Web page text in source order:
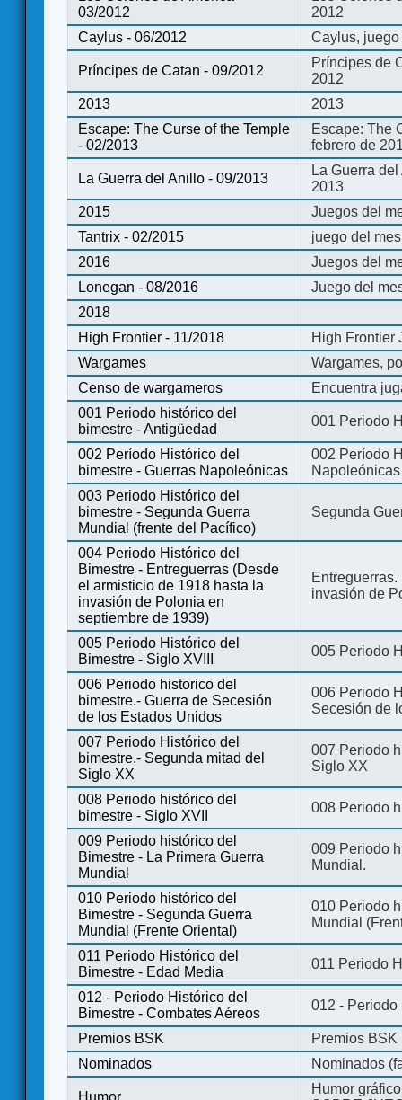
03/2012
2012
Caylus - 06/2012
Caylus,
Príncipes de Catan - 09/2012
Príncipes de
2012
2013
2013
Escape: The Curse of the Temple
- 02/2013
Escape: The
febrero de
La Guerra del Anillo - 09/2013
La Guerra
2013
2015
Juegos del
Tantrix - 02/2015
juego del
2016
Juegos del
Lonegan - 08/2016
Juego del
2018
High Frontier - 11/2018
High Frontier
Wargames
Wargames,
Censo de wargameros
Encuentra
001 Periodo histórico del
bimestre - Antigüedad
001 Periodo
002 Período Histórico del
bimestre - Guerras Napoleónicas
002 Período
Napoleónicas
003 Periodo Histórico del
bimestre - Segunda Guerra
Mundial (frente del Pacífico)
Segunda
004 Periodo Histórico del
Bimestre - Entreguerras (Desde
el armisticio de 1918 hasta la
invasión de Polonia en
septiembre de 1939)
invasión de
005 Periodo Histórico del
Bimestre - Siglo XVIII
005 Periodo
006 Periodo historico del
bimestre.- Guerra de Secesión
de los Estados Unidos
006 Periodo
Secesión de
007 Periodo Histórico del
bimestre.- Segunda mitad del
Siglo XX
007 Periodo
Siglo XX
008 Periodo histórico del
bimestre - Siglo XVII
008 Periodo
009 Periodo histórico del
Bimestre - La Primera Guerra
Mundial
009 Periodo
Mundial.
010 Periodo histórico del
Bimestre - Segunda Guerra
Mundial (Frente Oriental)
010 Periodo
Mundial
011 Periodo Histórico del
Bimestre - Edad Media
011 Periodo
012 - Periodo Histórico del
Bimestre - Combates Aéreos
012 - Periodo
Premios BSK
Premios BSK
Nominados
Nominados
Humor